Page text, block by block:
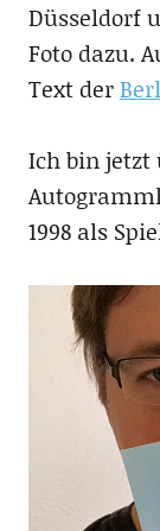
Düsseldorf
Foto dazu.
Text der
Ich bin jetzt
1998 als